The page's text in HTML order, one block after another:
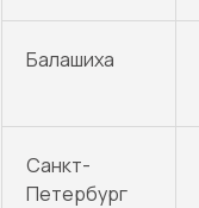
Балашиха
Санкт-
Петербург